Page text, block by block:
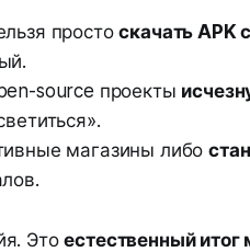
простоскачать APK
source проекты
магазины либо
Этоестественный итог